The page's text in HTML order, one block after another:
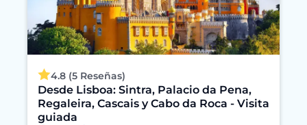
4.8 (5 Reseñas)
Desde Lisboa: Sintra, Palacio da Pena,
Regaleira, Cascais y Cabo da Roca - Visita
guiada